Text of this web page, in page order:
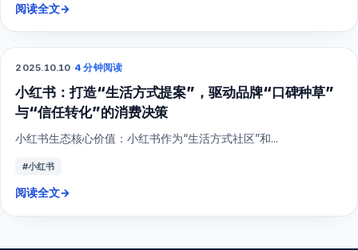
阅读全文→
小红书
2025.10.10·4 分钟阅读
小红书：打造“生活方式提案”，驱动品牌“口碑种草”
与“信任转化”的消费决策
小红书生态核心价值：小红书作为“生活方式社区”和...
#小红书
阅读全文→